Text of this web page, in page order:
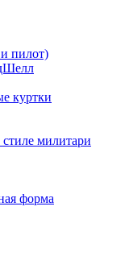
пилот)
куртки
милитари
форма